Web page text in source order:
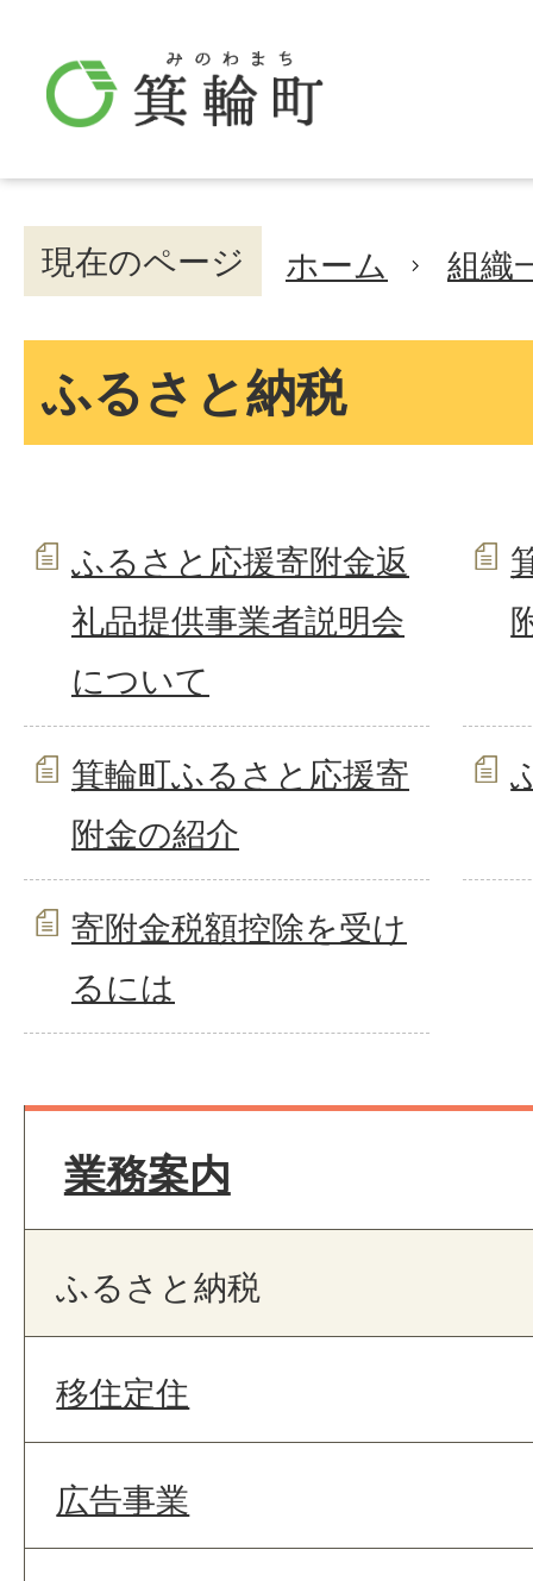
現在のページ ホーム 組織
ふるさと納税
ふるさと応援寄附金返
礼品提供事業者説明会
について
箕輪町ふるさと応援寄
附金の紹介
寄附金税額控除を受け
るには
業務案内
ふるさと納税
移住定住
広告事業